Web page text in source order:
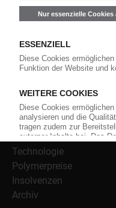
Kunststoffe sowie
Material, Anwendungen
Weiterhin bietet das
Bezugsquellen für den
Nachrichten
Alle Nachrichten
Branche
Technologie
Polymerpreise
Insolvenzen
Archiv